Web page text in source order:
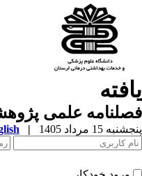
علمی
15 مرداد 1405 |